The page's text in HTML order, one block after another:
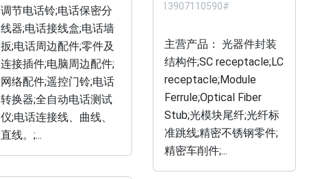
调节电话铃;电话保密分
线器;电话接线盒;电话墙
扳;电话周边配件;零件及
连接插件;电脑周边配件;
网络配件;遥控门铃;电话
转换器;全自动电话测试
仪;电话连接线、曲线、
直线。;...
机 13907110590#
主营产品： 光器件封装
结构件;SC receptacle;LC
receptacle;Module
Ferrule;Optical Fiber
Stub;光模块尾纤;光纤标
准跳线;精密不锈钢零件;
精密车削件;...